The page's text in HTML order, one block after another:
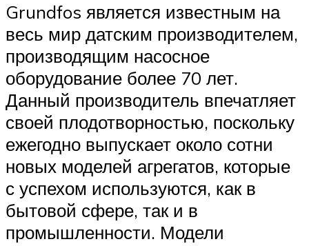
Grundfos является известным на
весь мир датским производителем,
производящим насосное
оборудование более 70 лет.
Данный производитель впечатляет
своей плодотворностью, поскольку
ежегодно выпускает около сотни
новых моделей агрегатов, которые
с успехом используются, как в
бытовой сфере, так и в
промышленности. Модели